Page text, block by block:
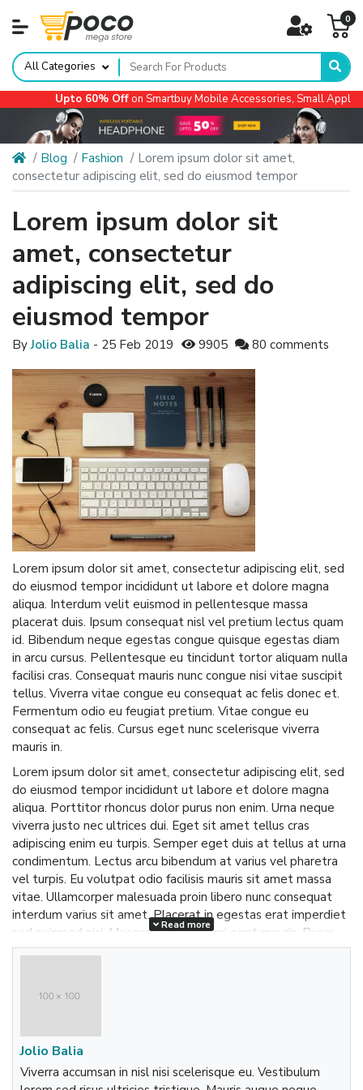
0
All Categories
Upto 60% Offon Smartbuy Mobile Accessories, Small
Blog Fashion
Lorem ipsum dolor sit amet,
consectetur adipiscing elit, sed do eiusmod tempor
Lorem ipsum dolor sit
amet, consectetur
adipiscing elit, sed do
eiusmod tempor
ByJolio Balia - 25 Feb 2019 9905 80 comments
Lorem ipsum dolor sit amet, consectetur adipiscing elit, sed
do eiusmod tempor incididunt ut labore et dolore magna
aliqua. Interdum velit euismod in pellentesque massa
placerat duis. Ipsum consequat nisl vel pretium lectus quam
id. Bibendum neque egestas congue quisque egestas diam
in arcu cursus. Pellentesque eu tincidunt tortor aliquam nulla
facilisi cras. Consequat mauris nunc congue nisi vitae suscipit
tellus. Viverra vitae congue eu consequat ac felis donec et.
Fermentum odio eu feugiat pretium. Vitae congue eu
consequat ac felis. Cursus eget nunc scelerisque viverra
mauris in.
Lorem ipsum dolor sit amet, consectetur adipiscing elit, sed
do eiusmod tempor incididunt ut labore et dolore magna
aliqua. Porttitor rhoncus dolor purus non enim. Urna neque
viverra justo nec ultrices dui. Eget sit amet tellus cras
adipiscing enim eu turpis. Semper eget duis at tellus at urna
condimentum. Lectus arcu bibendum at varius vel pharetra
vel turpis. Eu volutpat odio facilisis mauris sit amet massa
vitae. Ullamcorper malesuada proin libero nunc consequat
interdum varius sit amet. Placerat in egestas erat imperdiet
sed euismod nisi. Maecenas ultricies mi eget mauris. Purus
semper eget duis at.
do eiusmod tempor incididunt ut labore et dolore magna
adipiscing enim eu turpis. Semper eget duis at tellus at urna
condimentum. Lectus arcu bibendum at varius vel pharetra
vel turpis. Eu volutpat odio facilisis mauris sit amet massa
Read more
Jolio Balia
Viverra accumsan in nisl nisi scelerisque eu. Vestibulum